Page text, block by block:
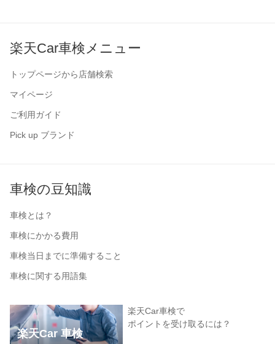
楽天Car車検メニュー
トップページから店舗検索
マイページ
ご利用ガイド
Pick up ブランド
車検の豆知識
車検とは？
車検にかかる費用
車検当日までに準備すること
車検に関する用語集
楽天Car 車検
楽天Car車検で
ポイントを受け取るには？